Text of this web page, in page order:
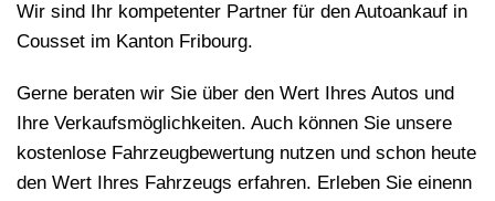
Wir sind Ihr kompetenter Partner für den Autoankauf in
Cousset im Kanton Fribourg.
Gerne beraten wir Sie über den Wert Ihres Autos und
Ihre Verkaufsmöglichkeiten. Auch können Sie unsere
kostenlose Fahrzeugbewertung nutzen und schon heute
den Wert Ihres Fahrzeugs erfahren. Erleben Sie einenn